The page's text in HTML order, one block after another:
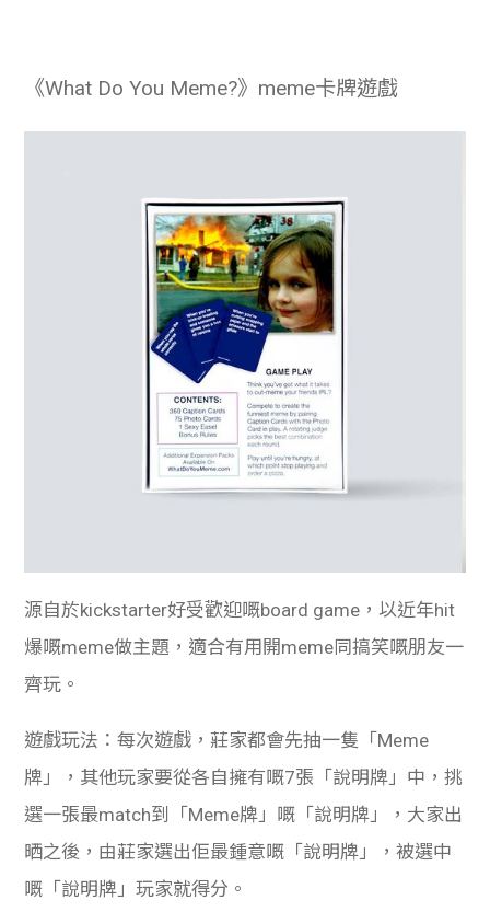
《What Do You Meme?》meme卡牌遊戲
源自於kickstarter好受歡迎嘅board game，以近年hit
爆嘅meme做主題，適合有用開meme同搞笑嘅朋友一
齊玩。
遊戲玩法：每次遊戲，莊家都會先抽一隻「Meme
牌」，其他玩家要從各自擁有嘅7張「說明牌」中，挑
選一張最match到「Meme牌」嘅「說明牌」，大家出
晒之後，由莊家選出佢最鍾意嘅「說明牌」，被選中
嘅「說明牌」玩家就得分。